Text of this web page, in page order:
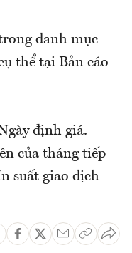
danh mục
thể tại Bản cáo
định giá.
của tháng tiếp
suất giao dịch